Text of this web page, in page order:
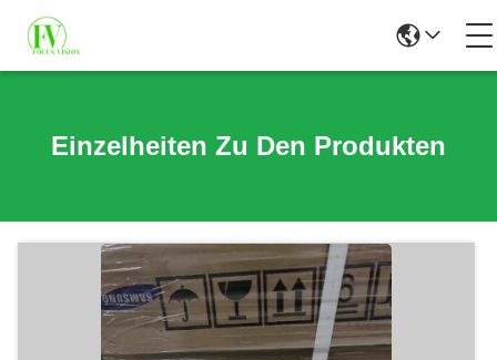
Einzelheiten Zu Den Produkten